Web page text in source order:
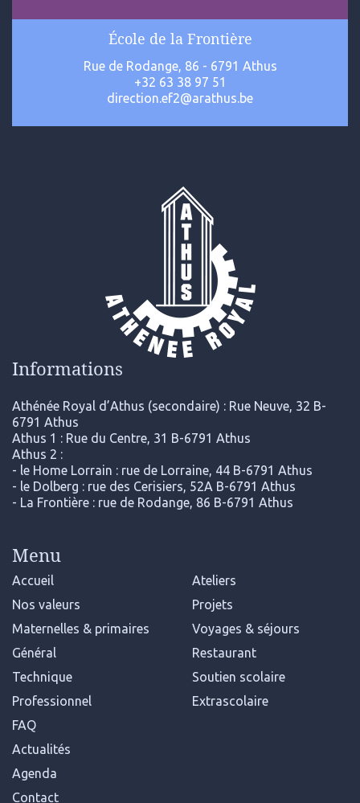
École de la Frontière
Rue de Rodange, 86 - 6791 Athus
+32 63 38 97 51
direction.ef2@arathus.be
Informations
Athénée Royal d’Athus (secondaire) : Rue Neuve, 32 B-
6791 Athus
Athus 1 : Rue du Centre, 31 B-6791 Athus
Athus 2 :
- le Home Lorrain : rue de Lorraine, 44 B-6791 Athus
- le Dolberg : rue des Cerisiers, 52A B-6791 Athus
- La Frontière : rue de Rodange, 86 B-6791 Athus
Menu
Accueil
Nos valeurs
Maternelles & primaires
Général
Technique
Professionnel
FAQ
Actualités
Agenda
Contact
Ateliers
Projets
Voyages & séjours
Restaurant
Soutien scolaire
Extrascolaire